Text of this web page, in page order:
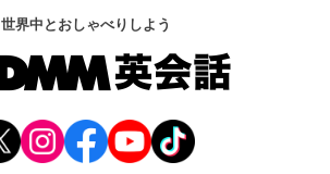
世界中とおしゃべりしよう